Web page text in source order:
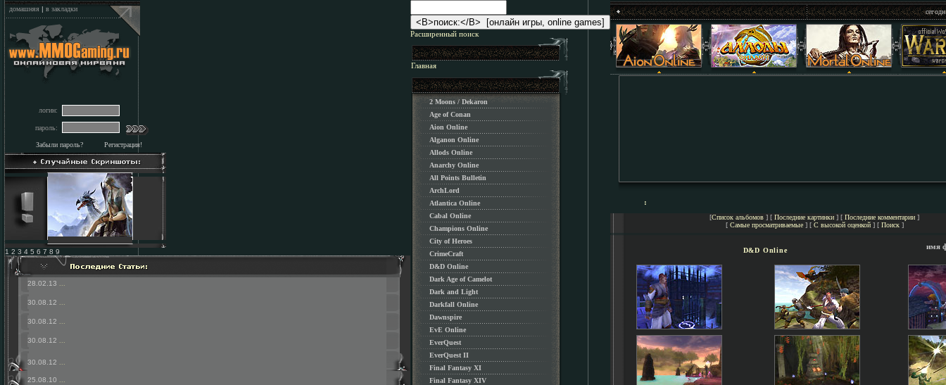
домашняя | в закладки
логин:
пароль:
Забыли пароль? Регистрация!
1 2 3 4 5 6 7 8 9
28.02.13
30.08.12
30.08.12
30.08.12
30.08.12
25.08.10
Расширенный поиск
Главная
2 Moons / Dekaron
Age of Conan
Aion Online
Alganon Оnline
Allods Online
Anarchy Online
All Points Bulletin
ArchLord
Atlantica Online
Cabal Online
Champions Online
City of Heroes
CrimeCraft
D&D Online
Dark Age of Camelot
Dark and Light
Darkfall Online
Dawnspire
EvE Online
EverQuest
EverQuest II
Final Fantasy XI
Final Fantasy XIV
:
[Список альбомов ] [ Последние картинки ] [ Последние комментарии ]
[ Самые просматриваемые] [ С высокой оценкой] [ Поиск]
D&D Online имя